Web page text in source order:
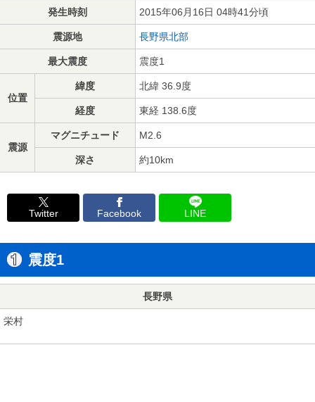
発生時刻 2015年06月16日 04時41分頃
震源地 長野県北部
最大震度 震度1
位置
緯度 北緯 36.9度
経度 東経 138.6度
震源
マグニチュード M2.6
深さ 約10km
Twitter Facebook LINE
震度1
長野県
栄村